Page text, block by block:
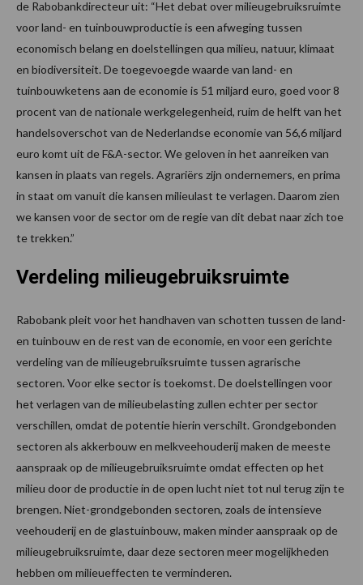
de Rabobankdirecteur uit: “Het debat over milieugebruiksruimte
voor land- en tuinbouwproductie is een afweging tussen
economisch belang en doelstellingen qua milieu, natuur, klimaat
en biodiversiteit. De toegevoegde waarde van land- en
tuinbouwketens aan de economie is 51 miljard euro, goed voor 8
procent van de nationale werkgelegenheid, ruim de helft van het
handelsoverschot van de Nederlandse economie van 56,6 miljard
euro komt uit de F&A-sector. We geloven in het aanreiken van
kansen in plaats van regels. Agrariërs zijn ondernemers, en prima
in staat om vanuit die kansen milieulast te verlagen. Daarom zien
we kansen voor de sector om de regie van dit debat naar zich toe
te trekken.”
Verdeling milieugebruiksruimte
Rabobank pleit voor het handhaven van schotten tussen de land-
en tuinbouw en de rest van de economie, en voor een gerichte
verdeling van de milieugebruiksruimte tussen agrarische
sectoren. Voor elke sector is toekomst. De doelstellingen voor
het verlagen van de milieubelasting zullen echter per sector
verschillen, omdat de potentie hierin verschilt. Grondgebonden
sectoren als akkerbouw en melkveehouderij maken de meeste
aanspraak op de milieugebruiksruimte omdat effecten op het
milieu door de productie in de open lucht niet tot nul terug zijn te
brengen. Niet-grondgebonden sectoren, zoals de intensieve
veehouderij en de glastuinbouw, maken minder aanspraak op de
milieugebruiksruimte, daar deze sectoren meer mogelijkheden
hebben om milieueffecten te verminderen.